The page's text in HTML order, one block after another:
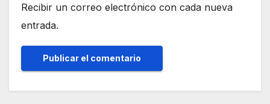
Recibir un correo electrónico con cada nueva
entrada.